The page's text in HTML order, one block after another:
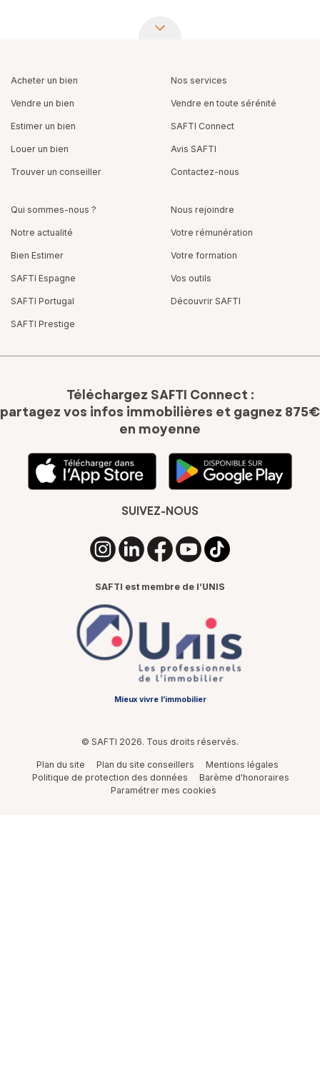
Acheter un bien
Vendre un bien
Estimer un bien
Louer un bien
Trouver un conseiller
Nos services
Vendre en toute sérénité
SAFTI Connect
Avis SAFTI
Contactez-nous
Qui sommes-nous ?
Notre actualité
Bien Estimer
SAFTI Espagne
SAFTI Portugal
SAFTI Prestige
Nous rejoindre
Votre rémunération
Votre formation
Vos outils
Découvrir SAFTI
Téléchargez SAFTI Connect :
partagez vos infos immobilières et gagnez 875€
en moyenne
SUIVEZ-NOUS
SAFTI est membre de l’UNIS
Mieux vivre l’immobilier
© SAFTI 2026. Tous droits réservés.
Plan du site Plan du site conseillers
Mentions légales
Politique de protection des données
Barème d'honoraires
Paramétrer mes cookies